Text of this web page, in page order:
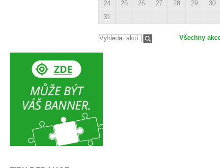
24 25 26 27 28 29
30
31
Všechny